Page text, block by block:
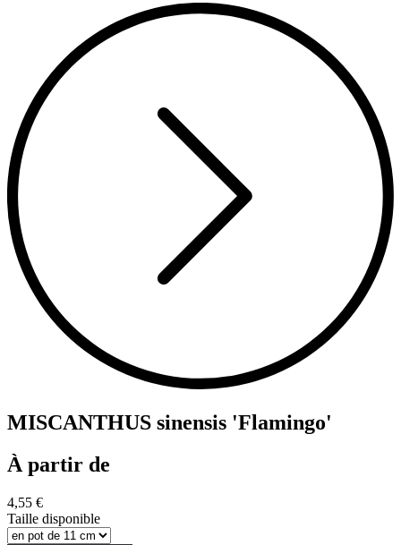
MISCANTHUS sinensis 'Flamingo'
À partir de
4,55 €
Taille disponible